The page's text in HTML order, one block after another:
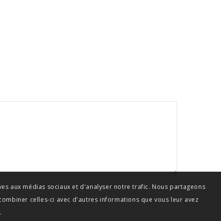
aux médias sociaux et d'analyser notre trafic. Nous partageons
celles-ci avec d'autres informations que vous leur avez